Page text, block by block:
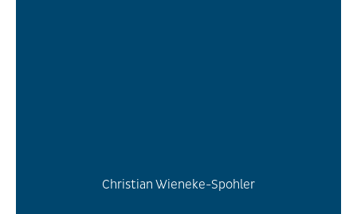
Christian Wieneke-Spohler